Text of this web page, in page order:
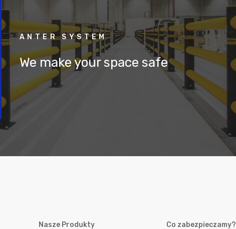
ANTER SYSTEM
We make your space safe
Nasze Produkty Co zabezpieczamy?